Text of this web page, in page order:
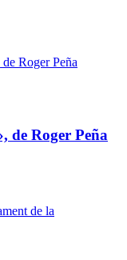
de Roger Peña